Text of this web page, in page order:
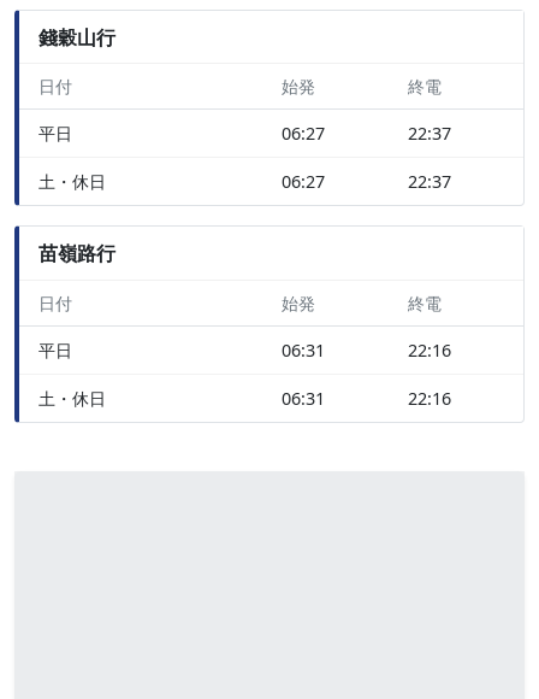
錢穀山行
日付 始発 終電
平日 06:27 22:37
土・休日 06:27 22:37
苗嶺路行
日付 始発 終電
平日 06:31 22:16
土・休日 06:31 22:16